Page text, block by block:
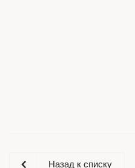
Назад к списку